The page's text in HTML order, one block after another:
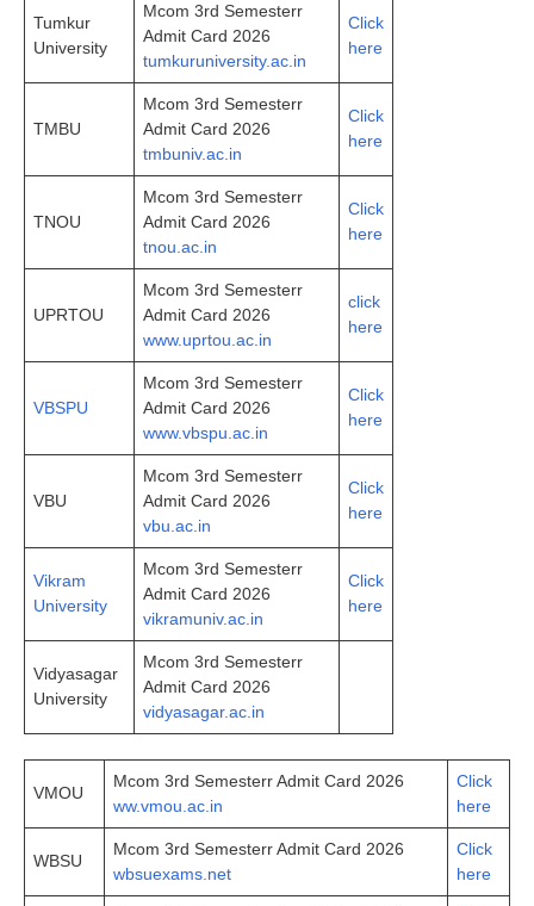
Tumkur
University
Mcom 3rd Semesterr
Admit Card 2026
tumkuruniversity.ac.in
Click
here
TMBU
Mcom 3rd Semesterr
Admit Card 2026
tmbuniv.ac.in
Click
here
TNOU
Mcom 3rd Semesterr
Admit Card 2026
tnou.ac.in
Click
here
UPRTOU
Mcom 3rd Semesterr
Admit Card 2026
www.uprtou.ac.in
click
here
VBSPU
Mcom 3rd Semesterr
Admit Card 2026
www.vbspu.ac.in
Click
here
VBU
Mcom 3rd Semesterr
Admit Card 2026
vbu.ac.in
Click
here
Vikram
University
Mcom 3rd Semesterr
Admit Card 2026
vikramuniv.ac.in
Click
here
Vidyasagar
University
Mcom 3rd Semesterr
Admit Card 2026
vidyasagar.ac.in
VMOU
Mcom 3rd Semesterr Admit Card 2026
ww.vmou.ac.in
Click
here
WBSU
Mcom 3rd Semesterr Admit Card 2026
wbsuexams.net
Click
here